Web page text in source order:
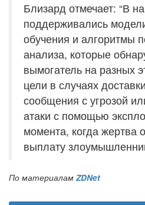
Близард отмечает: “В
поддерживались
обучения и алгоритмы
анализа, которые
вымогатель на разных
цели в случаях
сообщения с угрозой
атаки с помощью
момента, когда жертва
выплату
По материалам ZDNet